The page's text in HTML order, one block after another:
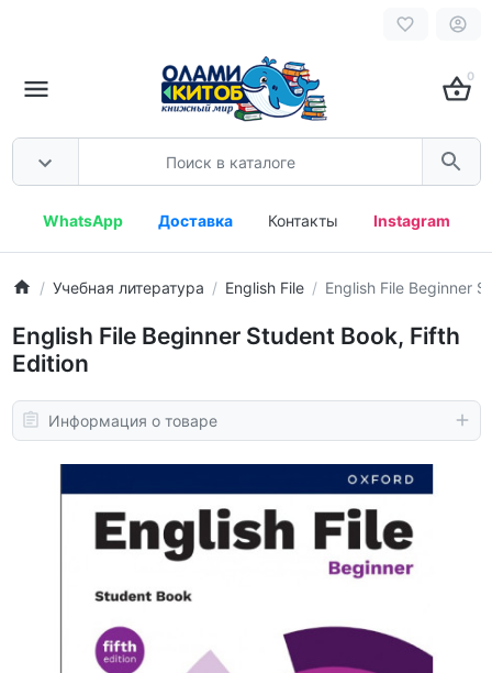
0
WhatsApp Доставка Контакты Instagram
Учебная литература English File English File Beginner
English File Beginner Student Book, Fifth
Edition
Информация о товаре